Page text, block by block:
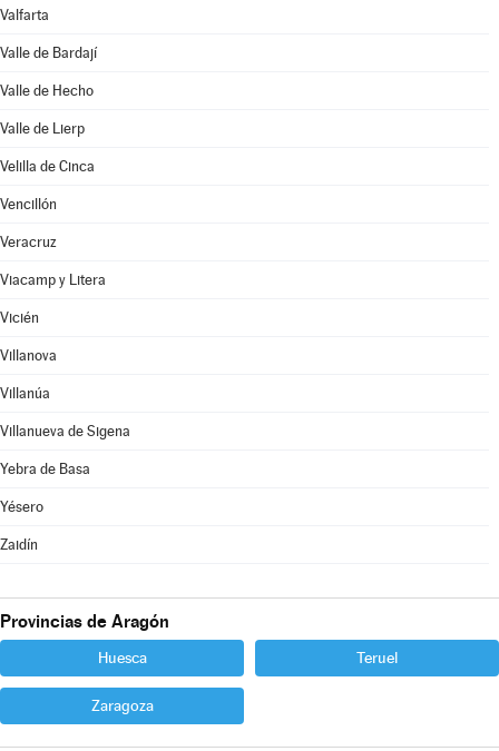
Valfarta
Valle de Bardají
Valle de Hecho
Valle de Lierp
Velilla de Cinca
Vencillón
Veracruz
Viacamp y Litera
Vicién
Villanova
Villanúa
Villanueva de Sigena
Yebra de Basa
Yésero
Zaidín
Provincias de Aragón
Huesca Teruel
Zaragoza